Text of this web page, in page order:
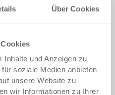
Über Cookies
Inhalte und Anzeigen zu
soziale Medien anbieten
unsere Website zu
wir Informationen zu Ihrer
CHF 5.45
CHF 4.95
CHF 4.55
CHF 3.95
Verpackungseinheiten.